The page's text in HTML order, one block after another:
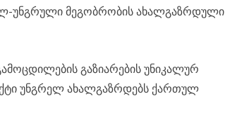
უნგრული მეგობრობის ახალგაზრდული
გაზიარების უნიკალურ
უნგრელ ახალგაზრდებს ქართულ